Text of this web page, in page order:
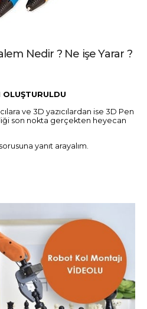
Nedir ? Ne işe Yarar ?
ve 3D yazıcılardan ise 3D Pen
son nokta gerçekten heyecan
yanıt arayalım.